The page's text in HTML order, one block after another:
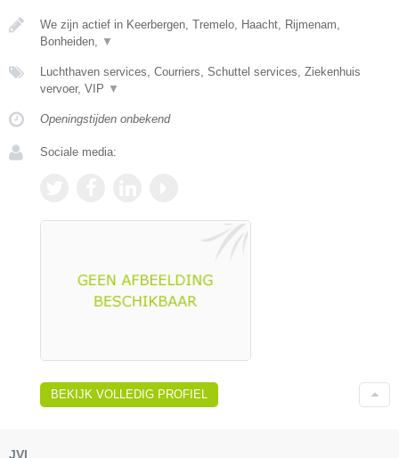
We zijn actief in Keerbergen, Tremelo, Haacht, Rijmenam,
Bonheiden,
▼
Luchthaven services, Courriers, Schuttel services, Ziekenhuis
vervoer, VIP ▼
Openingstijden onbekend
Sociale media:
BEKIJK VOLLEDIG PROFIEL
JVI